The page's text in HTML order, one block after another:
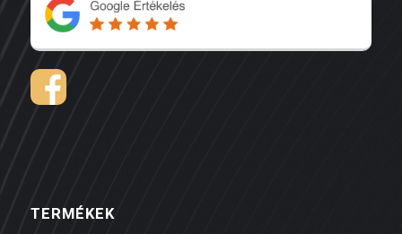
TERMÉKEK